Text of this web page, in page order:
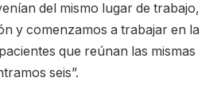
del mismo lugar de trabajo,
y comenzamos a trabajar en la
que reúnan las mismas
seis”.